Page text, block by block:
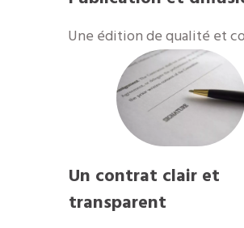
​Une édition de qualité et
Un contrat clair et
transparent